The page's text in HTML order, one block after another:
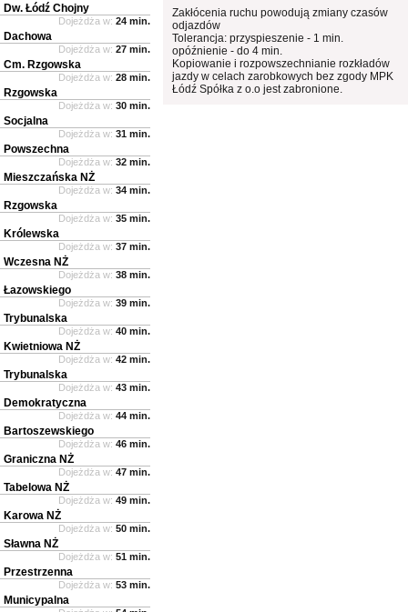
Zakłócenia ruchu powodują zmiany czasów
odjazdów
Tolerancja: przyspieszenie - 1 min.
opóźnienie - do 4 min.
Kopiowanie i rozpowszechnianie rozkładów
jazdy w celach zarobkowych bez zgody MPK
Łódź Spółka z o.o jest zabronione.
Dw. Łódź Chojny
Dojeżdża w: 24 min.
Dachowa
Dojeżdża w: 27 min.
Cm. Rzgowska
Dojeżdża w: 28 min.
Rzgowska
Dojeżdża w: 30 min.
Socjalna
Dojeżdża w: 31 min.
Powszechna
Dojeżdża w: 32 min.
Mieszczańska NŻ
Dojeżdża w: 34 min.
Rzgowska
Dojeżdża w: 35 min.
Królewska
Dojeżdża w: 37 min.
Wczesna NŻ
Dojeżdża w: 38 min.
Łazowskiego
Dojeżdża w: 39 min.
Trybunalska
Dojeżdża w: 40 min.
Kwietniowa NŻ
Dojeżdża w: 42 min.
Trybunalska
Dojeżdża w: 43 min.
Demokratyczna
Dojeżdża w: 44 min.
Bartoszewskiego
Dojeżdża w: 46 min.
Graniczna NŻ
Dojeżdża w: 47 min.
Tabelowa NŻ
Dojeżdża w: 49 min.
Karowa NŻ
Dojeżdża w: 50 min.
Sławna NŻ
Dojeżdża w: 51 min.
Przestrzenna
Dojeżdża w: 53 min.
Municypalna